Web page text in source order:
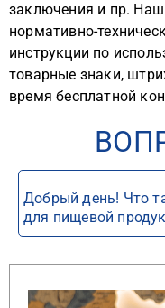
заключения и пр.
нормативно-
инструкции по
товарные знаки,
время бесплатной
Добрый день! Что
для пищевой